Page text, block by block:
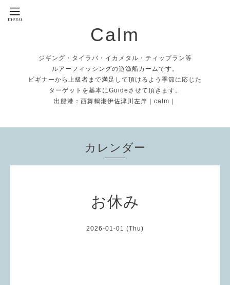
Calm
ジギング・タイラバ・イカメタル・ティップラン等
ルアーフィッシングの遊漁船カームです。
ビギナーから上級者まで満足して頂けるよう季節に応じた
ターゲットを基本にGuideさせて頂きます。
出船港：西舞鶴港伊佐津川左岸｜calm｜
カレンダー
お休み
2026-01-01 (Thu)